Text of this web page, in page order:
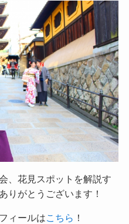
、花見スポットを解説す
りがとうございます！
ィールはこちら ！